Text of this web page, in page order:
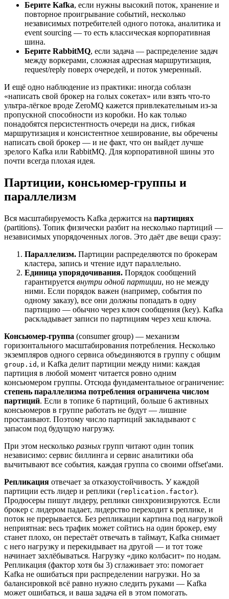
Берите Kafka, если нужны высокий поток, хранение и
повторное проигрывание событий, несколько
независимых потребителей одного потока, аналитика и
event sourcing — то есть классическая корпоративная
шина.
Берите RabbitMQ, если задача — распределение задач
между воркерами, сложная адресная маршрутизация,
request/reply поверх очередей, и поток умеренный.
И ещё одно наблюдение из практики: иногда соблазн
«написать свой брокер на голых сокетах» или взять что-то
ультра-лёгкое вроде ZeroMQ кажется привлекательным из-за
пропускной способности из коробки. Но как только
понадобятся персистентность очереди на диск, гибкая
маршрутизация и консистентное хеширование, вы обречены
написать свой брокер — и не факт, что он выйдет лучше
зрелого Kafka или RabbitMQ. Для корпоративной шины это
почти всегда плохая идея.
Партиции, консьюмер-группы и
параллелизм
Вся масштабируемость Kafka держится на партициях
(partitions). Топик физически разбит на несколько партиций —
независимых упорядоченных логов. Это даёт две вещи сразу:
Параллелизм. Партиции распределяются по брокерам
кластера, запись и чтение идут параллельно.
Единица упорядочивания. Порядок сообщений
гарантируется внутри одной партиции, но не между
ними. Если порядок важен (например, события по
одному заказу), все они должны попадать в одну
партицию — обычно через ключ сообщения (key). Kafka
раскладывает записи по партициям через хеш ключа.
Консьюмер-группа (consumer group) — механизм
горизонтального масштабирования потребления. Несколько
экземпляров одного сервиса объединяются в группу с общим
group.id , и Kafka делит партиции между ними: каждая
партиция в любой момент читается ровно одним
консьюмером группы. Отсюда фундаментальное ограничение:
степень параллелизма потребления ограничена числом
партиций. Если в топике 6 партиций, больше 6 активных
консьюмеров в группе работать не будут — лишние
простаивают. Поэтому число партиций закладывают с
запасом под будущую нагрузку.
При этом несколько разных групп читают один топик
независимо: сервис биллинга и сервис аналитики оба
вычитывают все события, каждая группа со своими offset'ами.
Репликация отвечает за отказоустойчивость. У каждой
партиции есть лидер и реплики (replication.factor).
Продюсеры пишут лидеру, реплики синхронизируются. Если
брокер с лидером падает, лидерство переходит к реплике, и
поток не прерывается. Без репликации картина под нагрузкой
неприятная: весь трафик может сойтись на один брокер, ему
станет плохо, он перестаёт отвечать в таймаут, Kafka снимает
с него нагрузку и перекидывает на другой — и тот тоже
начинает захлёбываться. Нагрузку «дико колбасит» по нодам.
Репликация (фактор хотя бы 3) сглаживает это: помогает
Kafka не ошибаться при распределении нагрузки. Но за
балансировкой всё равно нужно следить руками — Kafka
может ошибаться, и ваша задача ей в этом помогать.